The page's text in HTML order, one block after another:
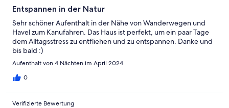
Entspannen in der Natur
Sehr schöner Aufenthalt in der Nähe von Wanderwegen und
Havel zum Kanufahren. Das Haus ist perfekt, um ein paar Tage
dem Alltagsstress zu entfliehen und zu entspannen. Danke und
bis bald :)
Aufenthalt von 4 Nächten im April 2024
0
Verifizierte Bewertung